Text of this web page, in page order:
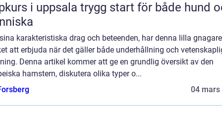
uppsala trygg start för både hund och
karakteristiska drag och beteenden, har denna lilla gnagare
att erbjuda när det gäller både underhållning och
Denna artikel kommer att ge en grundlig översikt av den
hamstern, diskutera olika typer o...
04 mars